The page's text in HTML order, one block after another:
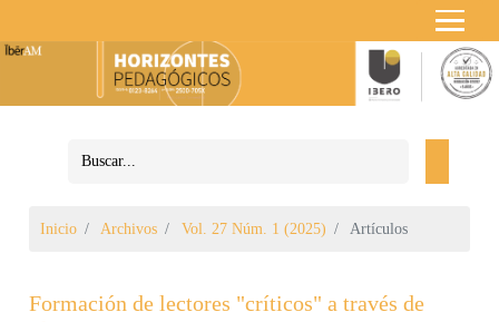
Inicio Archivos Vol. 27 Núm. 1 (2025) Artículos
Formación de lectores "críticos" a través de